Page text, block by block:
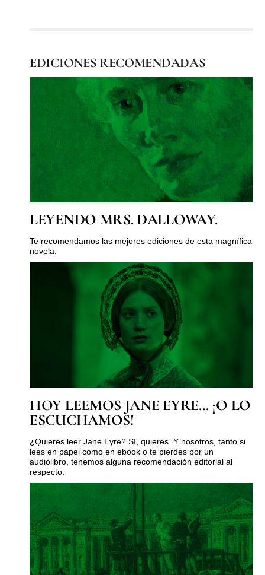
EDICIONES RECOMENDADAS
LEYENDO MRS. DALLOWAY.
Te recomendamos las mejores ediciones de esta magnífica
novela.
HOY LEEMOS JANE EYRE… ¡O LO
ESCUCHAMOS!
¿Quieres leer Jane Eyre? Sí, quieres. Y nosotros, tanto si
lees en papel como en ebook o te pierdes por un
audiolibro, tenemos alguna recomendación editorial al
respecto.